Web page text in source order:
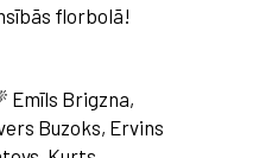
florbolā!
Emīls Brigzna,
Buzoks, Ervins